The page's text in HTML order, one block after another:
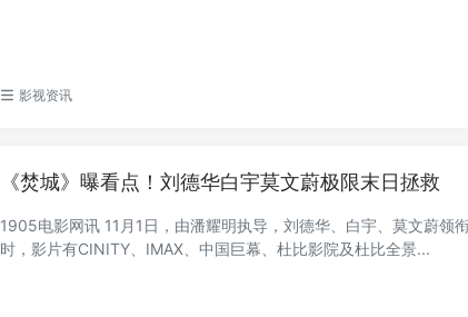
影视资讯
《焚城》曝看点！刘德华白宇莫文蔚极限末日拯救
1905电影网讯 11月1日，由潘耀明执导，刘德华、白宇、莫文蔚领
时，影片有CINITY、IMAX、中国巨幕、杜比影院及杜比全景...